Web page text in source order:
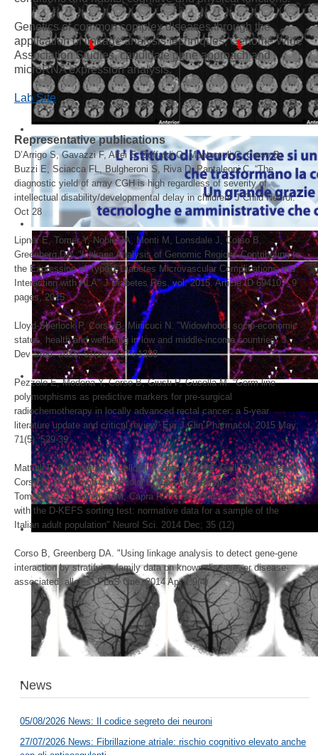
Genetics of common complex diseases through the
application of linkage analysis techniques, Genome Wide
Association Studies, candidate gene approach and
microRNA expression analysis.
Lab Site
Representative publications
D’Arrigo S, Gavazzi F, Alfei E, Zuffardi O, Montomoli C, Corso B,
Buzzi E, Sciacca FL, Bulgheroni S, Riva D, Pantaleoni C. “The
diagnostic yield of array CGH is high regardless of severity of
intellectual disability/developmental delay in children” J Child Neurol.
Oct 28
Lipner E, Tomer Y, Noble JA, Monti M, Lonsdale J, Corso B,
Greenberg DA. "Linkage Analysis of Genomic Regions Contributing to
the Expression of Type 1 Diabetes Microvascular Complications and
Interaction with HLA" J Diabetes Res. vol. 2015. Article ID 694107, 9
pages, 2015
Lloyd-Sherlock P, Corso B, Minicuci N. "Widowhood, socio-economic
status, health and wellbeing in low and middle-income countries" J
Dev Stud. 2015; 51(10): 1374-1388
Pezzolo E, Modena Y, Corso B, Giusti P, Gusella M. “Germ line
polymorphisms as predictive markers for pre-surgical
radiochemotherapy in locally advanced rectal cancer: a 5-year
literature update and critical review” Eur J Clin Pharmacol. 2015 May;
71(5): 529-39
Mattioli F, Stampatori C, Bellomi F, Scarpazza C, Galli P, Guarneri C,
Corso B, Montomoli C, Niccolai C, Goretti B, Amato MP, Riboni E,
Tomasina CD, FalautanoM, Capra R. "Assessing executive function
with the D-KEFS sorting test: normative data for a sample of the
Italian adult population" Neurol Sci. 2014 Dec; 35 (12)
Corso B, Greenberg DA. "Using linkage analysis to detect gene-gene
interaction by stratifying family data on known disease, or disease-
associated, alleles" PLoS One. 2014 Apr 1;9(4)
News
05/08/2026 News: Il codice segreto dei neuroni
27/07/2026 News: Fibrillazione atriale: rischio cognitivo elevato anche